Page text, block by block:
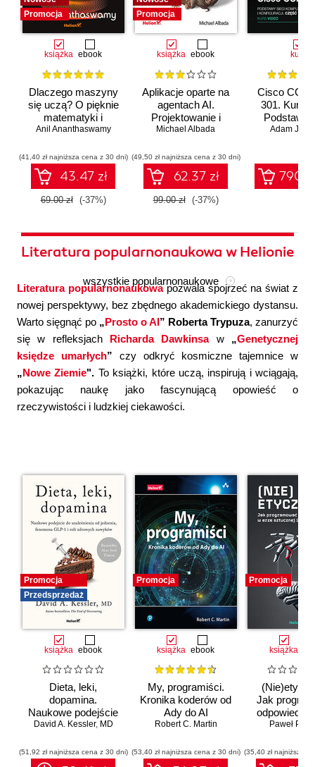
Promocja
książka ebook
Dlaczego maszyny
się uczą? O pięknie
matematyki i
działaniu
sztucznej
Anil Ananthaswamy
(41,40 zł najniższa cena z 30 dni)
43.47 zł
69.00 zł (-37%)
Promocja
książka ebook
Aplikacje oparte na
agentach AI.
Projektowanie i
wdrażanie
wieloagentowych
Michael Albada
(49,50 zł najniższa cena z 30 dni)
62.37 zł
99.00 zł (-37%)
kurs
Cisco
301. Kurs
Podstawy
Adam
Literatura popularnonaukowa w Helionie
Literatura popularnonaukowapozwala spojrzeć na świat z
nowej perspektywy, bez zbędnego akademickiego dystansu.
Warto sięgnąć po „Prosto o AI” Roberta Trypuza, zanurzyć
się w refleksjach Richarda Dawkinsaw „Genetycznej
księdze umarłych” czy odkryć kosmiczne tajemnice w
„Nowe Ziemie". To książki, które uczą, inspirują i wciągają,
pokazując naukę jako fascynującą opowieść o
rzeczywistości i ludzkiej ciekawości.
wszystkie popularnonaukowe
Promocja
Przedsprzedaż
książka ebook
Dieta, leki,
dopamina.
Naukowe podejście
do uzależnienia od
GLP-1 i roli
zdrowych nawyków
David A. Kessler, MD
(51,92 zł najniższa cena z 30 dni)
Promocja
książka ebook
My, programiści.
Kronika koderów od
Ady do AI
Robert C. Martin
(53,40 zł najniższa cena z 30 dni)
Promocja
książka
Jak
erze
Paweł
(35,40 zł najniższa